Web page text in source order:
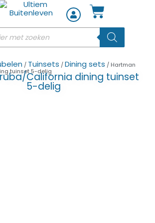
/ Tuinsets /Dining sets / Hartman
tuinset 5-delig
California dining tuinset
5-delig